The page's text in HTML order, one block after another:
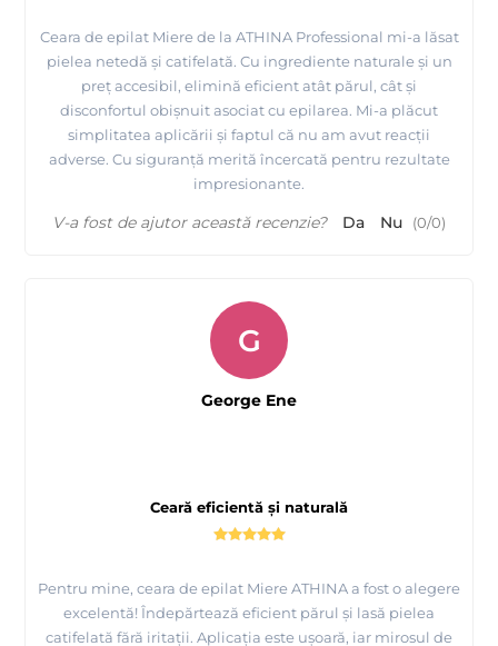
Ceara de epilat Miere de la ATHINA Professional mi-a lăsat
pielea netedă și catifelată. Cu ingrediente naturale și un
preț accesibil, elimină eficient atât părul, cât și
disconfortul obișnuit asociat cu epilarea. Mi-a plăcut
simplitatea aplicării și faptul că nu am avut reacții
adverse. Cu siguranță merită încercată pentru rezultate
impresionante.
V-a fost de ajutor această recenzie? Da Nu (0/0)
Ceară eficientă și naturală
Pentru mine, ceara de epilat Miere ATHINA a fost o alegere
excelentă! Îndepărtează eficient părul și lasă pielea
catifelată fără iritații. Aplicația este ușoară, iar mirosul de
G
George Ene